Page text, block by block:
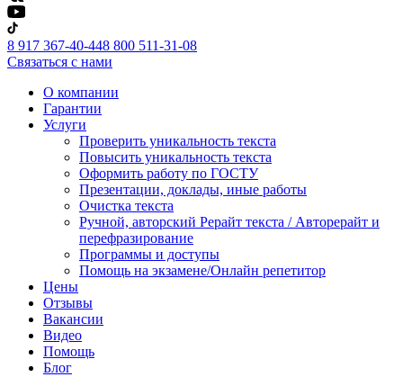
8 917 367-40-448 800 511-31-08
Связаться с нами
О компании
Гарантии
Услуги
Проверить уникальность текста
Повысить уникальность текста
Оформить работу по ГОСТУ
Презентации, доклады, иные работы
Очистка текста
Ручной, авторский Рерайт текста / Авторерайт и
перефразирование
Программы и доступы
Помощь на экзамене/Онлайн репетитор
Цены
Отзывы
Вакансии
Видео
Помощь
Блог